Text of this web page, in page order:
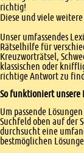
richtig!
Diese und viele
Unser umfassendes
Rätselhilfe für
Kreuzworträtsel,
klassischen oder
richtige Antwort zu
So funktioniert unsere
Um passende
Suchfeld oben auf der
durchsucht eine
bestmöglichen